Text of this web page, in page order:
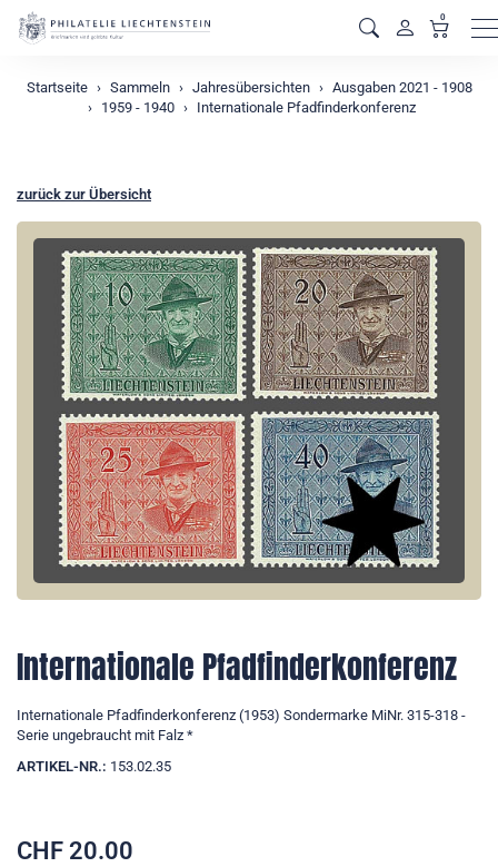
0
Startseite Sammeln Jahresübersichten
Ausgaben 2021 - 1908
1959 - 1940
Internationale Pfadfinderkonferenz
zurück zur Übersicht
Internationale Pfadfinderkonferenz
Internationale Pfadfinderkonferenz (1953) Sondermarke MiNr. 315-318 -
Serie ungebraucht mit Falz *
ARTIKEL-NR.: 153.02.35
CHF 20.00